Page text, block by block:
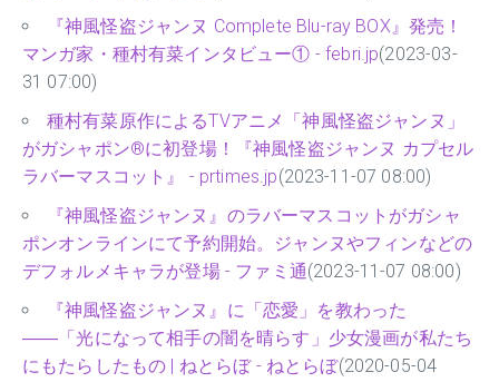
『神風怪盗ジャンヌ Complete Blu-ray BOX』発売！
マンガ家・種村有菜インタビュー① - febri.jp(2023-03-
31 07:00)
種村有菜原作によるTVアニメ「神風怪盗ジャンヌ」
がガシャポン®に初登場！『神風怪盗ジャンヌ カプセル
ラバーマスコット』 - prtimes.jp(2023-11-07 08:00)
『神風怪盗ジャンヌ』のラバーマスコットがガシャ
ポンオンラインにて予約開始。ジャンヌやフィンなどの
デフォルメキャラが登場 - ファミ通(2023-11-07 08:00)
『神風怪盗ジャンヌ』に「恋愛」を教わった
――「光になって相手の闇を晴らす」少女漫画が私たち
にもたらしたもの | ねとらぼ - ねとらぼ(2020-05-04